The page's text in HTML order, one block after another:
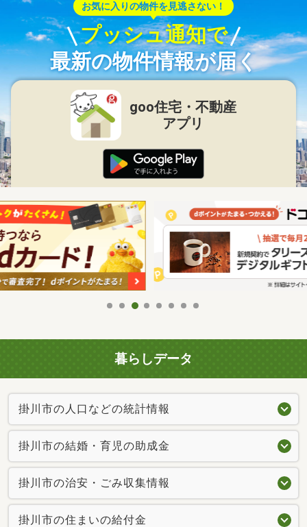
お気に入りの物件を見逃さない！
プッシュ通知で
最新の物件情報が届く
goo住宅・不動産
アプリ
暮らしデータ
掛川市の人口などの統計情報
掛川市の結婚・育児の助成金
掛川市の治安・ごみ収集情報
掛川市の住まいの給付金